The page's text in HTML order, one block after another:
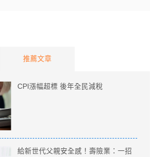
推薦文章
CPI漲幅超標 後年全民減稅
給新世代父親安全感！壽險業：一招